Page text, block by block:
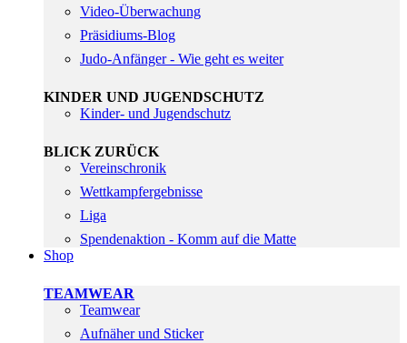
Video-Überwachung
Präsidiums-Blog
Judo-Anfänger - Wie geht es weiter
KINDER UND JUGENDSCHUTZ
Kinder- und Jugendschutz
BLICK ZURÜCK
Vereinschronik
Wettkampfergebnisse
Liga
Spendenaktion - Komm auf die Matte
Shop
TEAMWEAR
Teamwear
Aufnäher und Sticker